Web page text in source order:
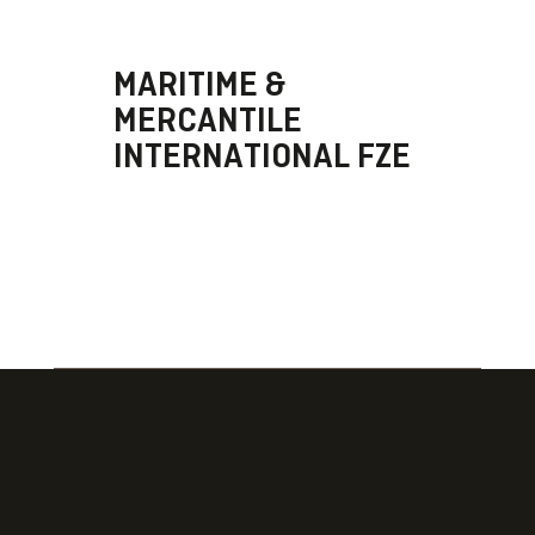
MARITIME &
MERCANTILE
INTERNATIONAL FZE